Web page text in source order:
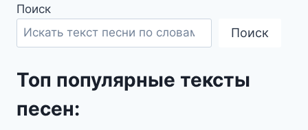
Поиск
Поиск
Топ популярные тексты
песен: